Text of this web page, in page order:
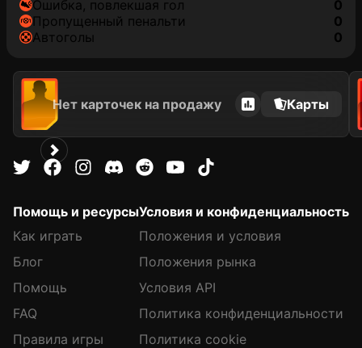
ошибка, повлекшая гол
0
пропущенный пенальти
0
автоголы
0
Нет карточек на продажу Карты
Помощь и ресурсы
Как играть
Блог
Помощь
FAQ
Правила игры
Условия и конфиденциальность
Положения и условия
Положения рынка
Условия API
Политика конфиденциальности
Политика cookie